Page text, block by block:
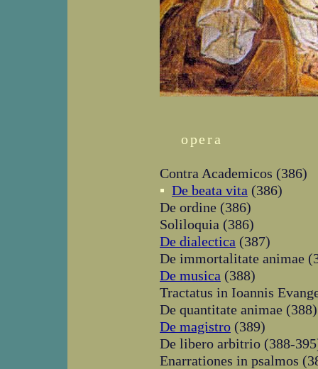
opera
Contra Academicos (386)
▪ De beata vita (386)
De ordine (386)
Soliloquia (386)
De dialectica (387)
De immortalitate animae
De musica (388)
Tractatus in Ioannis
De quantitate animae (388)
De magistro (389)
De libero arbitrio (388-
Enarrationes in psalmos